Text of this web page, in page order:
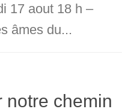
17 aout 18 h –
âmes du...
notre chemin